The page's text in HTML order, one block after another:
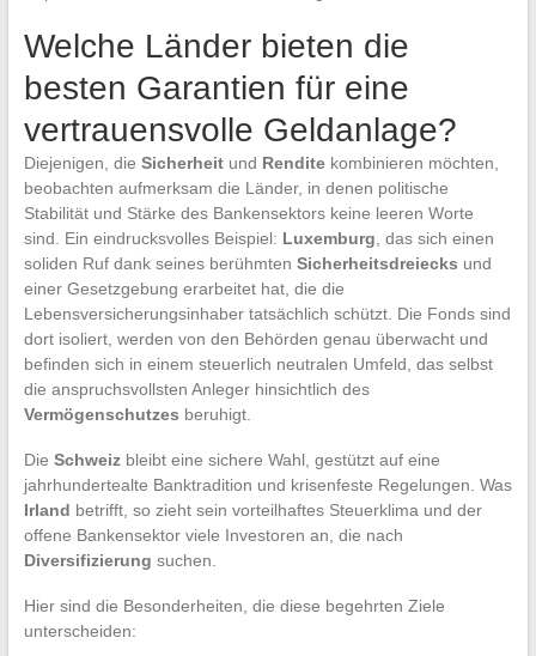
Welche Länder bieten die
besten Garantien für eine
vertrauensvolle Geldanlage?
Diejenigen, die Sicherheitund Renditekombinieren möchten,
beobachten aufmerksam die Länder, in denen politische
Stabilität und Stärke des Bankensektors keine leeren Worte
sind. Ein eindrucksvolles Beispiel: Luxemburg , das sich einen
soliden Ruf dank seines berühmten Sicherheitsdreiecks und
einer Gesetzgebung erarbeitet hat, die die
Lebensversicherungsinhaber tatsächlich schützt. Die Fonds sind
dort isoliert, werden von den Behörden genau überwacht und
befinden sich in einem steuerlich neutralen Umfeld, das selbst
die anspruchsvollsten Anleger hinsichtlich des
Vermögenschutzes beruhigt.
Die Schweizbleibt eine sichere Wahl, gestützt auf eine
jahrhundertealte Banktradition und krisenfeste Regelungen. Was
Irland betrifft, so zieht sein vorteilhaftes Steuerklima und der
offene Bankensektor viele Investoren an, die nach
Diversifizierung suchen.
Hier sind die Besonderheiten, die diese begehrten Ziele
unterscheiden: